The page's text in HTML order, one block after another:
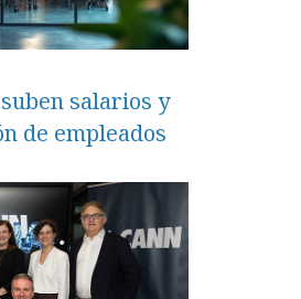
salarios y
de empleados